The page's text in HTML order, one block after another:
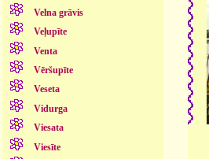
Velna grāvis
Veļupīte
Venta
Vēršupīte
Veseta
Vidurga
Viesata
Viesīte